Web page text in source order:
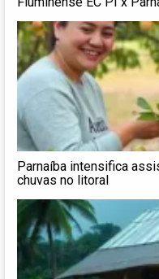
Parnaíba intensifica
chuvas no litoral